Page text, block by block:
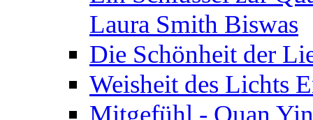
Laura Smith Biswas
Die Schönheit der
Weisheit des Lichts
Mitgefühl - Quan